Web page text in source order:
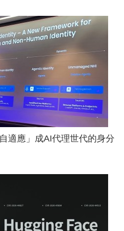
適應」成AI代理世代的身分